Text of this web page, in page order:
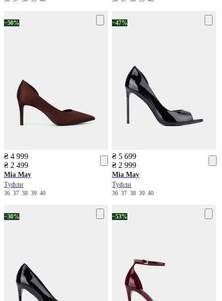
−50%
₴ 4 999
₴ 2 499
Mia May
Туфли
36 37 38 39 40
−47%
₴ 5 699
₴ 2 999
Mia May
Туфли
3637383940
−30% −53%